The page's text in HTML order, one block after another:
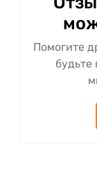
Помогите
будьте